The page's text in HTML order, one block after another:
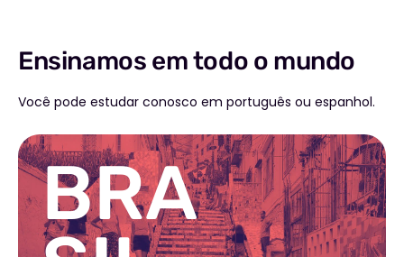
Ensinamos em todo o mundo
Você pode estudar conosco em português ou espanhol.
BRA